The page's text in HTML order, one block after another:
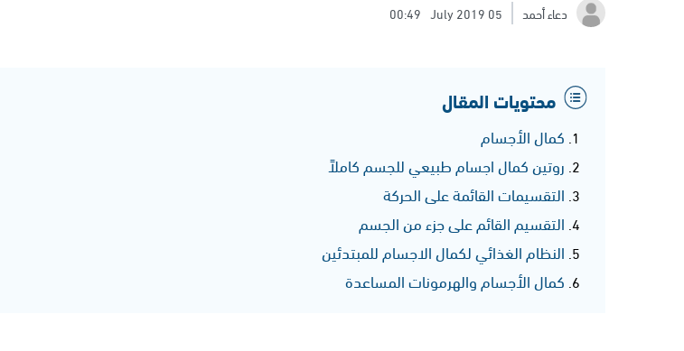
دعاء أحمد 05 July 2019
00:49
محتويات المقال
كمال الأجسام
روتين كمال اجسام طبيعي للجسم كاملاً
التقسيمات القائمة على الحركة
التقسيم القائم على جزء من الجسم
النظام الغذائي لكمال الاجسام للمبتدئين
كمال الأجسام والهرمونات المساعدة